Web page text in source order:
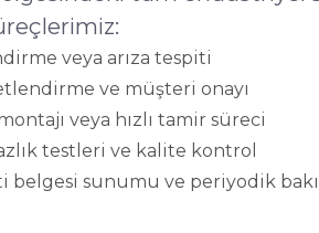
veya arıza tespiti
ve müşteri onayı
veya hızlı tamir süreci
testleri ve kalite kontrol
belgesi sunumu ve periyodik